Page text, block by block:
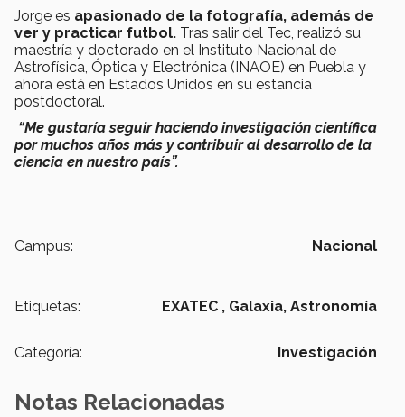
Jorge es apasionado de la fotografía, además de
ver y practicar futbol. Tras salir del Tec, realizó su
maestría y doctorado en el Instituto Nacional de
Astrofísica, Óptica y Electrónica (INAOE) en Puebla y
ahora está en Estados Unidos en su estancia
postdoctoral.
“Me gustaría seguir haciendo investigación científica
por muchos años más y contribuir al desarrollo de la
ciencia en nuestro país”.
Campus: Nacional
Etiquetas: EXATEC , Galaxia, Astronomía
Categoría: Investigación
Notas Relacionadas